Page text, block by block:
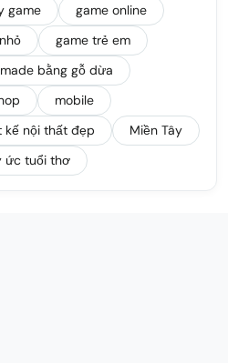
game
game online
game trẻ em
bằng gỗ dừa
mobile
kế nội thất đẹp
Miền Tây
ức tuổi thơ